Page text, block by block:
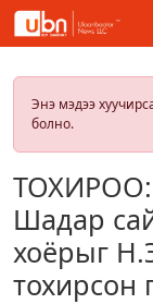
Энэ мэдээ
болно.
ТОХИРОО:
Шадар
хоёрыг
тохирсон